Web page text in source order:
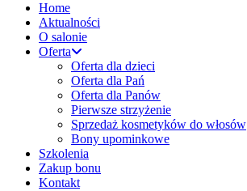
Home
Aktualności
O salonie
Oferta
Oferta dla dzieci
Oferta dla Pań
Oferta dla Panów
Pierwsze strzyżenie
Sprzedaż kosmetyków do włosów
Bony upominkowe
Szkolenia
Zakup bonu
Kontakt